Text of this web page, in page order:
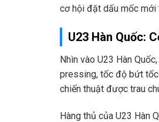
cơ hội đặt dấu mốc
U23 Hàn Quốc:
Nhìn vào U23 Hàn
pressing, tốc độ bứt
chiến thuật được trau
Hàng thủ của U23 Hàn